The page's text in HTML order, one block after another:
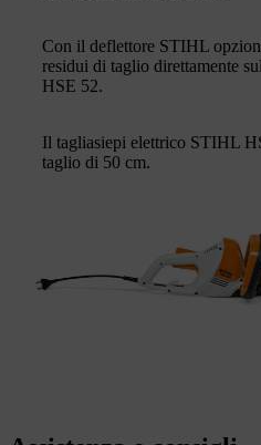
Con il deflettore STIHL
residui di taglio direttamente
HSE 52.
Il tagliasiepi elettrico STIHL
taglio di 50 cm.